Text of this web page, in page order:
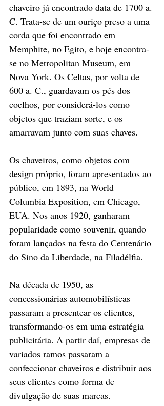
chaveiro já encontrado data de 1700 a.
C. Trata-se de um ouriço preso a uma
corda que foi encontrado em
Memphite, no Egito, e hoje encontra-
se no Metropolitan Museum, em
Nova York. Os Celtas, por volta de
600 a. C., guardavam os pés dos
coelhos, por considerá-los como
objetos que traziam sorte, e os
amarravam junto com suas chaves.
Os chaveiros, como objetos com
design próprio, foram apresentados ao
público, em 1893, na World
Columbia Exposition, em Chicago,
EUA. Nos anos 1920, ganharam
popularidade como souvenir, quando
foram lançados na festa do Centenário
do Sino da Liberdade, na Filadélfia.
Na década de 1950, as
concessionárias automobilísticas
passaram a presentear os clientes,
transformando-os em uma estratégia
publicitária. A partir daí, empresas de
variados ramos passaram a
confeccionar chaveiros e distribuir aos
seus clientes como forma de
divulgação de suas marcas.